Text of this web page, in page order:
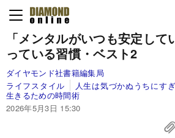
「メンタルがいつも安定し
っている習慣・ベスト2
ダイヤモンド社書籍編集局
ライフスタイル
人生は気づかぬうちにす
生きるための時間術
2026年5月3日 15:30